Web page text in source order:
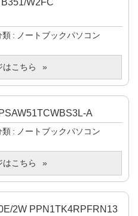
W2FC
類
ノートブックパソコン
はこちら
A
類
ノートブックパソコン
はこちら
2W PPN1TK4RPFRN13